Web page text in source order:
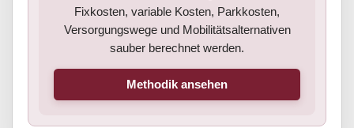
Fixkosten, variable Kosten, Parkkosten,
Versorgungswege und Mobilitätsalternativen
sauber berechnet werden.
Methodik ansehen